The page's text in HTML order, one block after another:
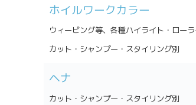
ホイルワークカラー
ウィービング等、各種ハイライト・ロー
カット・シャンプー・スタイリング別
ヘナ
カット・シャンプー・スタイリング別